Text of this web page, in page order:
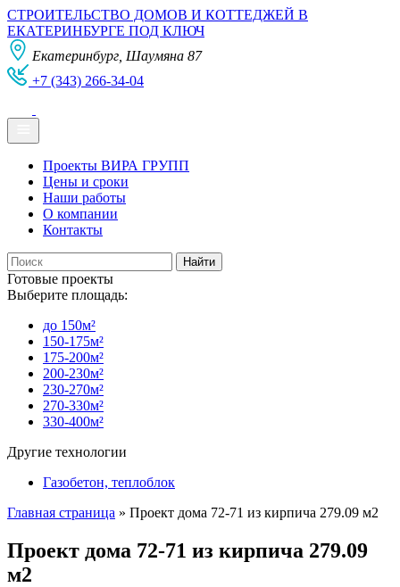
СТРОИТЕЛЬСТВО ДОМОВ И КОТТЕДЖЕЙ В
ЕКАТЕРИНБУРГЕ ПОД КЛЮЧ
Екатеринбург, Шаумяна 87
+7 (343) 266-34-04
Проекты ВИРА ГРУПП
Цены и сроки
Наши работы
О компании
Контакты
Готовые проекты
Выберите площадь:
до 150м²
150-175м²
175-200м²
200-230м²
230-270м²
270-330м²
330-400м²
Другие технологии
Газобетон, теплоблок
Главная страница » Проект дома 72-71 из кирпича 279.09 м2
Проект дома 72-71 из кирпича 279.09
м2